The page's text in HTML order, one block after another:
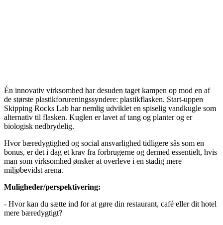
Én innovativ virksomhed har desuden taget kampen op mod en af
de største plastikforureningssyndere: plastikflasken. Start-uppen
Skipping Rocks Lab har nemlig udviklet en spiselig vandkugle som
alternativ til flasken. Kuglen er lavet af tang og planter og er
biologisk nedbrydelig.
Hvor bæredygtighed og social ansvarlighed tidligere sås som en
bonus, er det i dag et krav fra forbrugerne og dermed essentielt, hvis
man som virksomhed ønsker at overleve i en stadig mere
miljøbevidst arena.
Muligheder/perspektivering:
- Hvor kan du sætte ind for at gøre din restaurant, café eller dit hotel
mere bæredygtigt?